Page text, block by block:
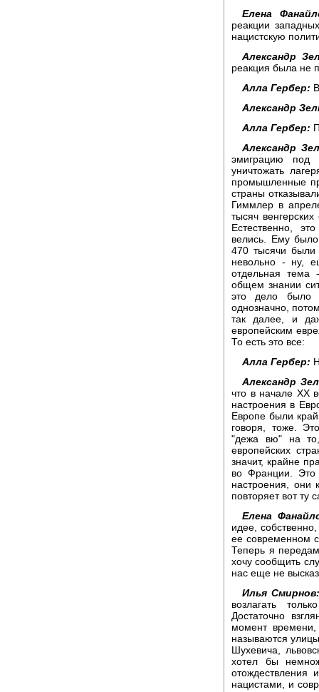
Елена
реакции
нацистскую
Александр
реакция была не
Алла Гербер:
Александр
Алла Гербер:
Александр
эмиграцию под
уничтожать
промышленные
страны
Гиммлер в
тысяч
Естественно,
велись. Ему
470 тысячи
невольно - ну,
отдельная тема
общем знании
это дело было
однозначно,
так далее, и
европейским
То есть это все:
Алла Гербер:
Александр
что в начале ХХ
настроения в
Европе были
говоря, тоже.
"дежа вю" на
европейских
значит, крайне
во Франции. Это
настроения, они
повторяет вот ту
Елена
идее,
ее современном
Теперь я
хочу сообщить
нас еще не
Илья
возлагать
Достаточно
момент
называются
Шухевича,
хотел бы
отождествления
нацистами, и